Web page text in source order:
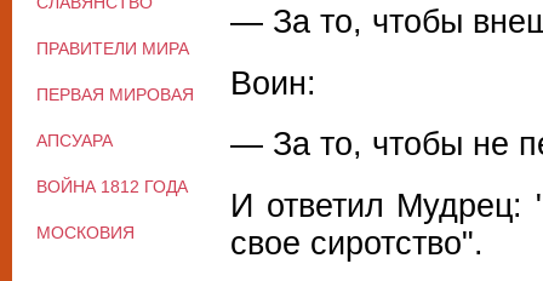
— За то, чтобы
Воин:
— За то, чтобы не
И ответил Мудрец:
свое сиротство".
ПРАВИТЕЛИ МИРА
ПЕРВАЯ МИРОВАЯ
АПСУАРА
ВОЙНА 1812 ГОДА
МОСКОВИЯ